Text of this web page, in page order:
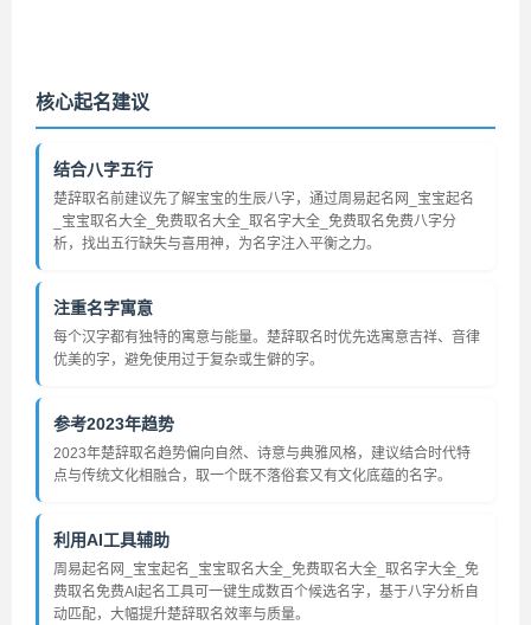
核心起名建议
结合八字五行
楚辞取名前建议先了解宝宝的生辰八字，通过周易起名网_宝宝起名
_宝宝取名大全_免费取名大全_取名字大全_免费取名免费八字分
析，找出五行缺失与喜用神，为名字注入平衡之力。
注重名字寓意
每个汉字都有独特的寓意与能量。楚辞取名时优先选寓意吉祥、音律
优美的字，避免使用过于复杂或生僻的字。
参考2023年趋势
2023年楚辞取名趋势偏向自然、诗意与典雅风格，建议结合时代特
点与传统文化相融合，取一个既不落俗套又有文化底蕴的名字。
利用AI工具辅助
周易起名网_宝宝起名_宝宝取名大全_免费取名大全_取名字大全_免
费取名免费AI起名工具可一键生成数百个候选名字，基于八字分析自
动匹配，大幅提升楚辞取名效率与质量。